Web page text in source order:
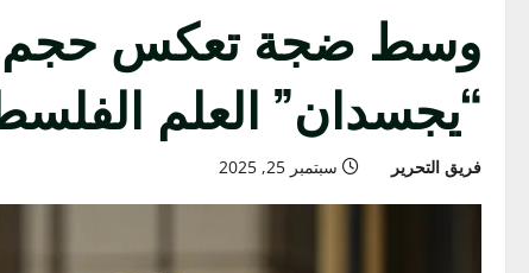
وسط ضجة تعكس حجم
“يجسدان” العلم
فريق التحرير سبتمبر 25, 2025